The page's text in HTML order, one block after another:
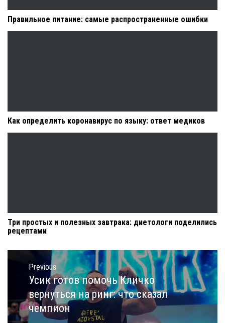
Правильное питание: самые распространенные ошибки
Как определить коронавирус по языку: ответ медиков
Три простых и полезных завтрака: диетологи поделились
рецептами
Навигация
записям
Previous
Previous
post:
Усик готов помочь Кличко
вернуться на ринг: что сказал
чемпион